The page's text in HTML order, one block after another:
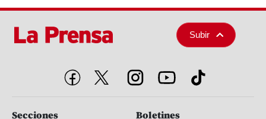
Subir
Secciones Boletines